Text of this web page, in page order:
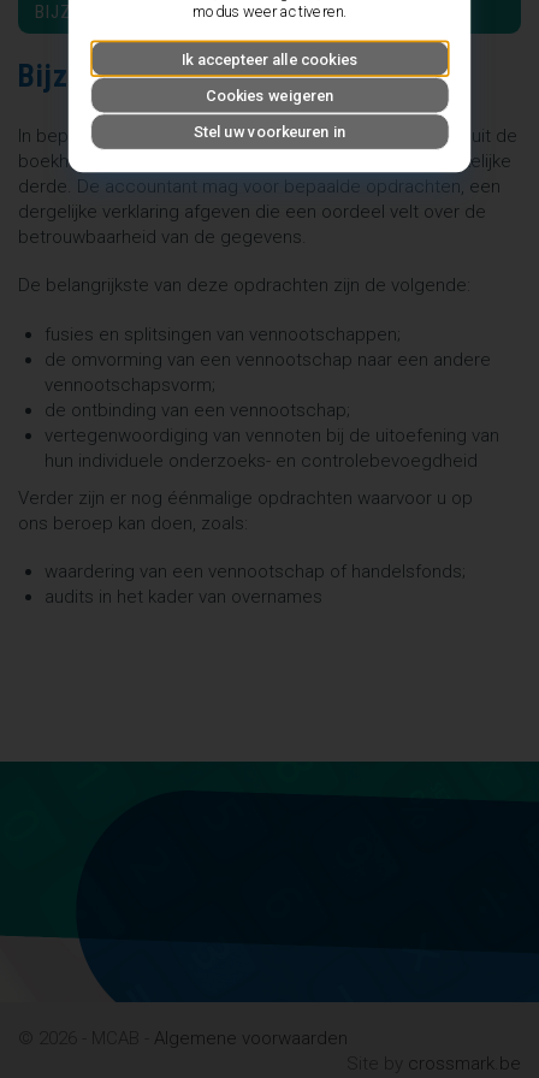
BIJZONDERE OPDRACHTEN
Bijzondere opdrachten
In bepaalde gevallen moet de informatie die voortvloeit uit de
boekhouding gecontroleerd worden door een onafhankelijke
derde. De accountant mag voor bepaalde opdrachten, een
dergelijke verklaring afgeven die een oordeel velt over de
betrouwbaarheid van de gegevens.
De belangrijkste van deze opdrachten zijn de volgende:
fusies en splitsingen van vennootschappen;
de omvorming van een vennootschap naar een andere
vennootschapsvorm;
de ontbinding van een vennootschap;
vertegenwoordiging van vennoten bij de uitoefening van
hun individuele onderzoeks- en controlebevoegdheid
Verder zijn er nog éénmalige opdrachten waarvoor u op
ons beroep kan doen, zoals:
waardering van een vennootschap of handelsfonds;
audits in het kader van overnames
Algemene voorwaarden
crossmark.be
modus weer activeren.
Ik accepteer alle cookies
Cookies weigeren
Stel uw voorkeuren in